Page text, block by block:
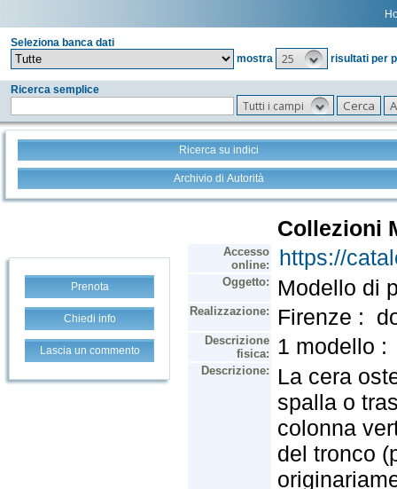
Seleziona banca dati
mostra
25 risultati per
Ricerca semplice
Tutti i campi
Ricerca su indici
Archivio di Autorità
Prenota
Chiedi info
Lascia un commento